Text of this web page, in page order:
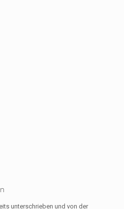
unterschrieben und von der